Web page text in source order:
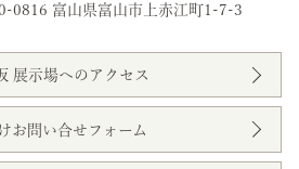
0816 富山県富山市上赤江町1-7-3
展示場へのアクセス
お問い合せフォーム